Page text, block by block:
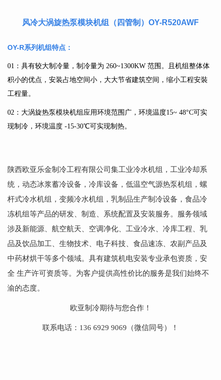
风冷大涡旋热泵模块机组（四管制）OY-R520AWF
OY-R系列机组特点：
01：具有较大制冷量，制冷量为 260~1300KW 范围。且机组整体体
积小的优点，安装占地空间小，大大节省建筑空间，缩小工程安裝
工程量。
02：大涡旋热泵模块机组应用环境范围广，环境温度15~ 48°C可实
现制冷，环境温度 -15-30℃可实现制热。
陕西欧亚乐金制冷工程有限公司集工业冷水机组 ， 工业冷却系
统 ， 动态冰浆蓄冷设备 ， 冷库设备 ， 低温空气源热泵机组 ， 螺
杆式冷水机组 ， 变频冷水机组 ， 乳制品生产制冷设备 ， 食品冷
冻机组等产品的研发、制造、系统配置及安装服务。服务领域
涉及新能源、航空航天、空调净化、工业冷水、冷库工程、乳
品及饮品加工、生物技术、电子科技、食品速冻、农副产品及
中药材烘干等多个领域。具有建筑机电安装专业承包资质，安
全 生产许可资质等。为客户提供高性价比的服务是我们始终不
渝的态度。
欧亚制冷期待与您合作！
联系电话： 136 6929 9069 （微信同号）！